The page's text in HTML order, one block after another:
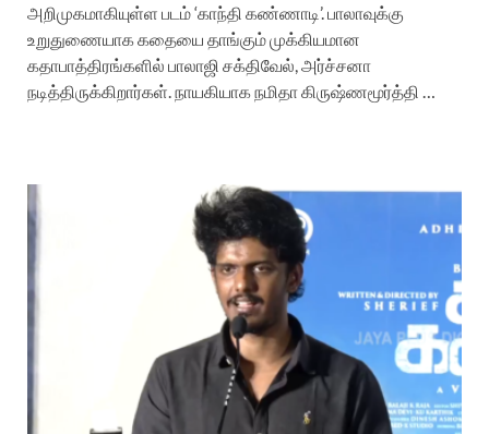
அறிமுகமாகியுள்ள படம் ‘காந்தி கண்ணாடி’. பாலாவுக்கு
உறுதுணையாக கதையை தாங்கும் முக்கியமான
கதாபாத்திரங்களில் பாலாஜி சக்திவேல், அர்ச்சனா
நடித்திருக்கிறார்கள். நாயகியாக நமிதா கிருஷ்ணமூர்த்தி …